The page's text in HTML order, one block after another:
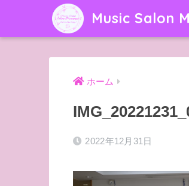
Music Salon
ホーム
2022年12月31日